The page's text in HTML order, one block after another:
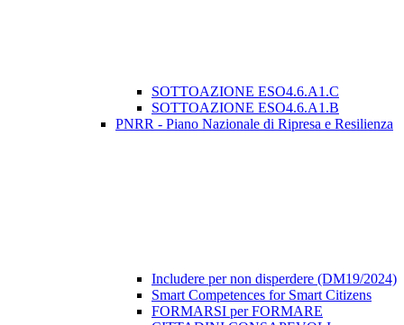
SOTTOAZIONE ESO4.6.A1.C
SOTTOAZIONE ESO4.6.A1.B
PNRR - Piano Nazionale di Ripresa e Resilienza
Includere per non disperdere (DM19/2024)
Smart Competences for Smart Citizens
FORMARSI per FORMARE